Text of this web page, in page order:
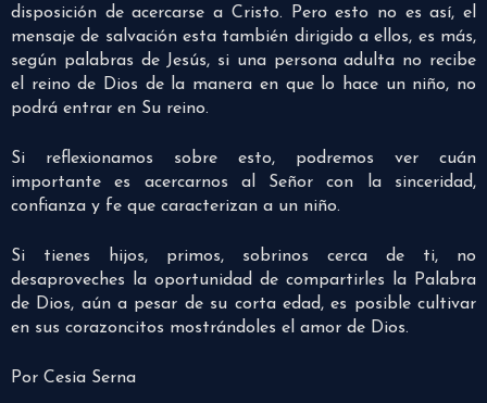
disposición de acercarse a Cristo. Pero esto no es así, el
mensaje de salvación esta también dirigido a ellos, es más,
según palabras de Jesús, si una persona adulta no recibe
el reino de Dios de la manera en que lo hace un niño, no
podrá entrar en Su reino.
Si reflexionamos sobre esto, podremos ver cuán
importante es acercarnos al Señor con la sinceridad,
confianza y fe que caracterizan a un niño.
Si tienes hijos, primos, sobrinos cerca de ti, no
desaproveches la oportunidad de compartirles la Palabra
de Dios, aún a pesar de su corta edad, es posible cultivar
en sus corazoncitos mostrándoles el amor de Dios.
Por Cesia Serna